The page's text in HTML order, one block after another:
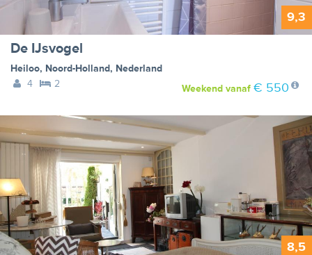
9,3
De IJsvogel
Heiloo, Noord-Holland, Nederland
4
2 Weekendvanaf € 550
8,5